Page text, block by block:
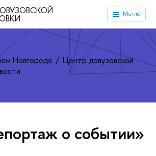
Меню
Новгороде
Центр довузовской
о событии»